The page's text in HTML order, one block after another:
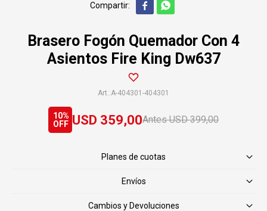
 
Brasero Fogón Quemador Con 4
Asientos Fire King Dw637
A-404301-404301
USD 359,00 USD 399,00
10
Planes de cuotas
Envíos
Cambios y Devoluciones